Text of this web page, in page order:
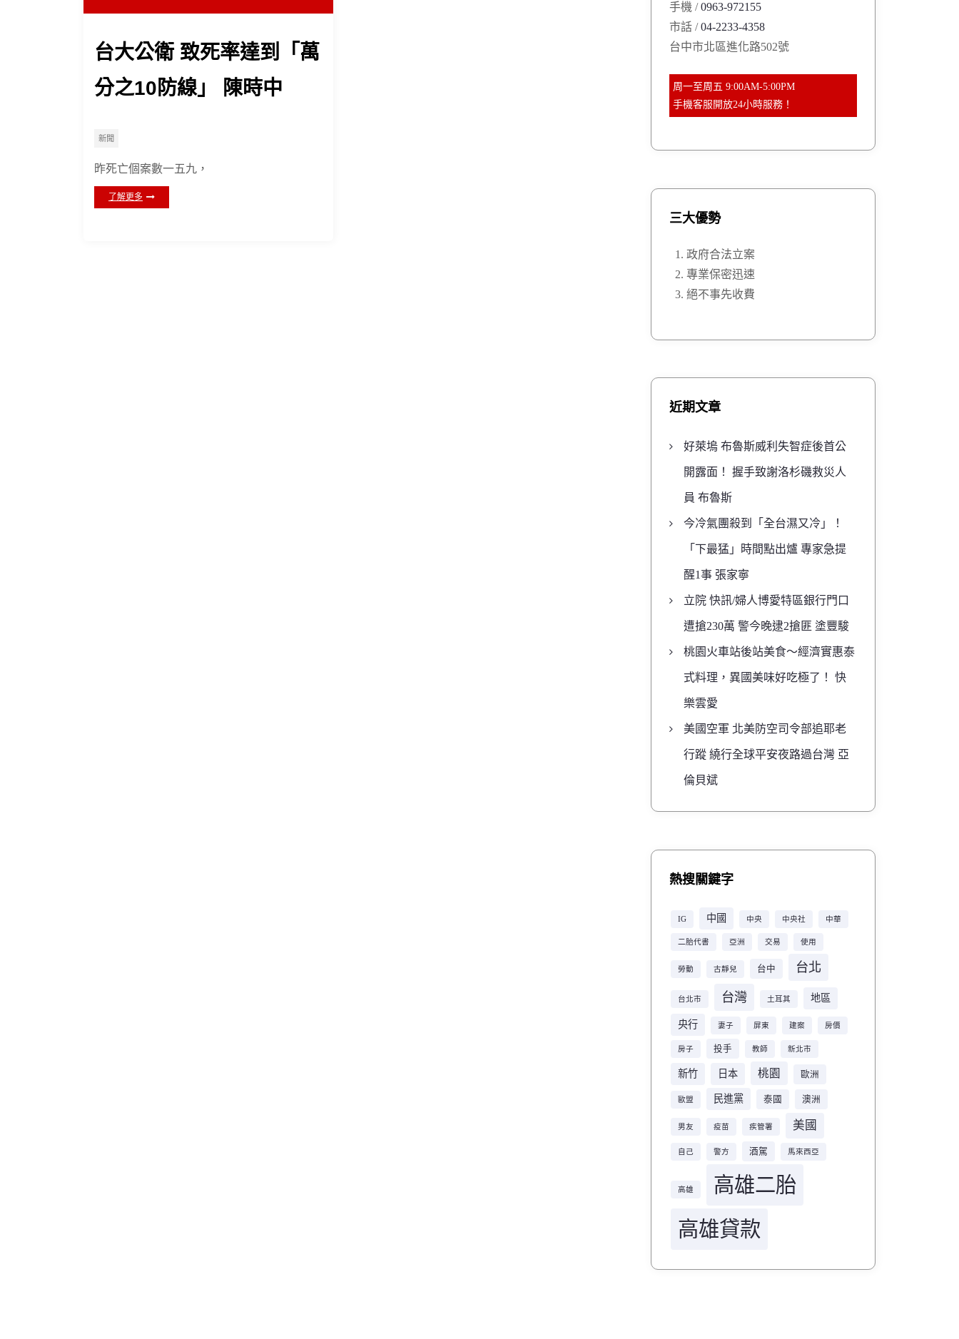
台大公衛 致死率達到「萬
分之10防線」 陳時中
新聞
昨死亡個案數一五九，
了解更多
手機 /0963-972155
市話 /04-2233-4358
台中市北區進化路502號
周一至周五 9:00AM-5:00PM
手機客服開放24小時服務！
三大優勢
政府合法立案
專業保密迅速
絕不事先收費
近期文章
好萊塢 布魯斯威利失智症後首公
開露面！ 握手致謝洛杉磯救災人
員 布魯斯
今冷氣團殺到「全台濕又冷」！
「下最猛」時間點出爐 專家急提
醒1事 張家寧
立院 快訊/婦人博愛特區銀行門口
遭搶230萬 警今晚逮2搶匪 塗豐駿
桃園火車站後站美食～經濟實惠泰
式料理，異國美味好吃極了！ 快
樂雲愛
美國空軍 北美防空司令部追耶老
行蹤 繞行全球平安夜路過台灣 亞
倫貝斌
熱搜關鍵字
IG 中國 中央 中央社 中華
二胎代書 亞洲 交易 使用
勞動 古靜兒 台中 台北
台北市 台灣 土耳其 地區
央行 妻子 屏東 建案 房價
房子 投手 教師 新北市
新竹 日本 桃園 歐洲
歐盟 民進黨 泰國 澳洲
男友 疫苗 疾管署 美國
自己 警方 酒駕 馬來西亞
高雄
高雄二胎
高雄貸款